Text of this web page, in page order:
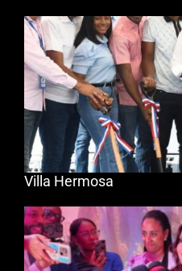
Villa Hermosa